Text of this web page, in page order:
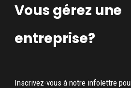
Vous gérez une
entreprise?
Inscrivez-vous à notre infolettre